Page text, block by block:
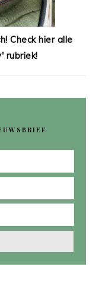
Check hier alle
rubriek!